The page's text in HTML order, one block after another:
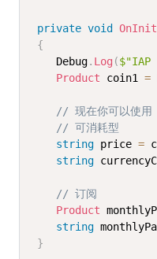
private void
{
    Debug
. Log (
Product coin1 =
// 现在你可以使
// 可消耗型
string price =
string
// 订阅
Product
string
}